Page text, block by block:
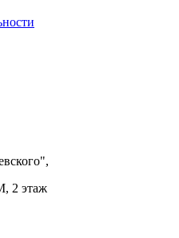
",
2 этаж